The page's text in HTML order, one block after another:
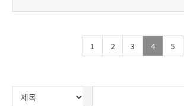
1 2 3 4 5